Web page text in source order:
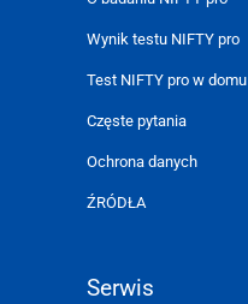
Wynik testu NIFTY pro
Test NIFTY pro w domu
Częste pytania
Ochrona danych
ŹRÓDŁA
Serwis